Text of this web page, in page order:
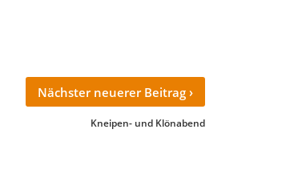
Nächster neuerer Beitrag›
Kneipen- und Klönabend